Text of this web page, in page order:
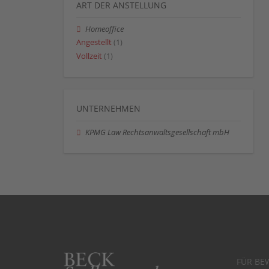
ART DER ANSTELLUNG
Homeoffice
Angestellt (1)
Vollzeit (1)
UNTERNEHMEN
KPMG Law Rechtsanwaltsgesellschaft mbH
FÜR